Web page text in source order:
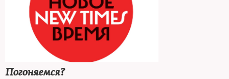
Погоняемся?